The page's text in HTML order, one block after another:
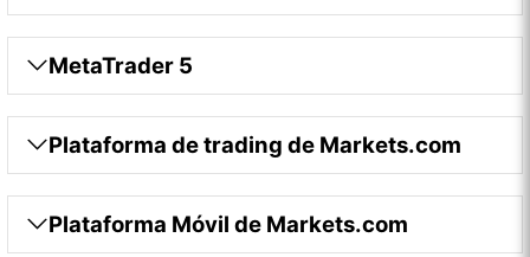
MetaTrader 5
Plataforma de trading de Markets.com
Plataforma Móvil de Markets.com